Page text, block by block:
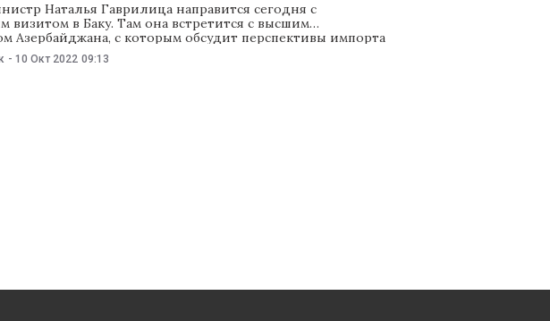
Наталья Гаврилица направится сегодня с
визитом в Баку. Там она встретится с высшим
Азербайджана, с которым обсудит перспективы импорта
С 10 по 12 октября Гаврилица будет находиться с
в Баку, сообщила пресс-служба правительства. На
- 10 Окт 2022 09:13